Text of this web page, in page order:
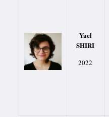
Yael
SHIRI
2022